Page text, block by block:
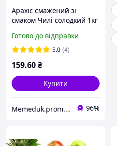
Арахіс смажений зі
смаком Чилі солодкий 1кг
Готово до відправки
5.0 (4)
159.60₴
Купити
Memeduk.prom.ua 96%